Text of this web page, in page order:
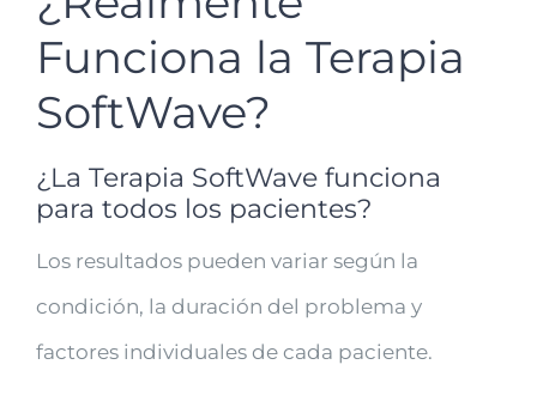
Funciona la Terapia
SoftWave?
¿La Terapia SoftWave funciona
para todos los pacientes?
Los resultados pueden variar según la
condición, la duración del problema y
factores individuales de cada paciente.